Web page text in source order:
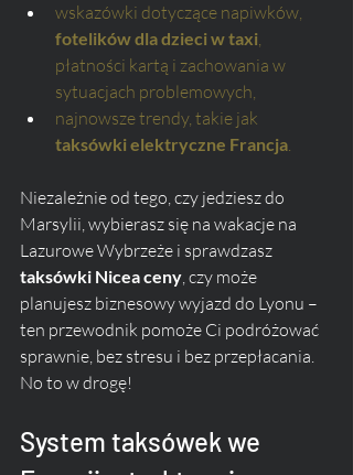
wskazówki dotyczące napiwków,
fotelików dla dzieci w taxi,
płatności kartą i zachowania w
sytuacjach problemowych,
najnowsze trendy, takie jak
taksówki elektryczne Francja.
Niezależnie od tego, czy jedziesz do
Marsylii, wybierasz się na wakacje na
Lazurowe Wybrzeże i sprawdzasz
taksówki Nicea ceny, czy może
planujesz biznesowy wyjazd do Lyonu –
ten przewodnik pomoże Ci podróżować
sprawnie, bez stresu i bez przepłacania.
No to w drogę!
System taksówek we